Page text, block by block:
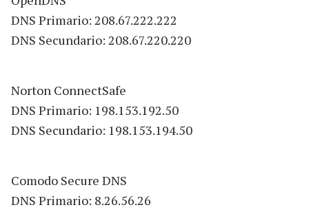
DNS Primario: 208.67.222.222
DNS Secundario: 208.67.220.220
Norton ConnectSafe
DNS Primario: 198.153.192.50
DNS Secundario: 198.153.194.50
Comodo Secure DNS
DNS Primario: 8.26.56.26